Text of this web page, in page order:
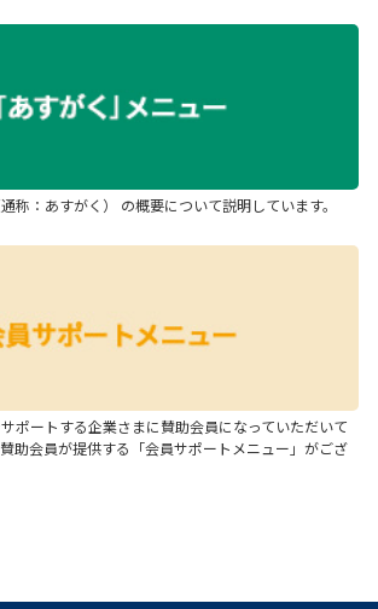
称：あすがく） の概要について説明しています。
ポートする企業さまに賛助会員になっていただいて
助会員が提供する「会員サポートメニュー」がござ